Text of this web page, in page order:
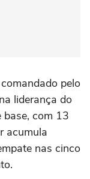
pelo
liderança do
base, com 13
acumula
nas cinco